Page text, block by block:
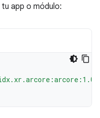
app o módulo: